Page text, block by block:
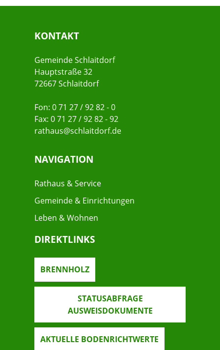
KONTAKT
Gemeinde Schlaitdorf
Hauptstraße 32
72667 Schlaitdorf
Fon: 0 71 27 / 92 82 - 0
Fax: 0 71 27 / 92 82 - 92
rathaus@schlaitdorf.de
NAVIGATION
Rathaus & Service
Gemeinde & Einrichtungen
Leben & Wohnen
DIREKTLINKS
BRENNHOLZ
STATUSABFRAGE
AUSWEISDOKUMENTE
AKTUELLE BODENRICHTWERTE